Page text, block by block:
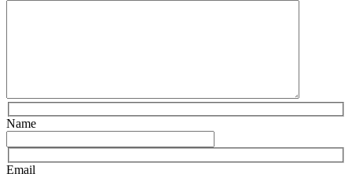
Name
Email